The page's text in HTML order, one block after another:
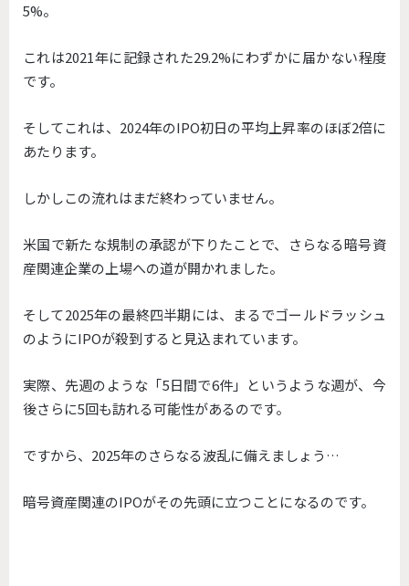
5%。
これは2021年に記録された29.2%にわずかに届かない程度
です。
そしてこれは、 2024年のIPO初日の平均上昇率のほぼ2倍に
あたります。
しかしこの流れはまだ終わっていません。
米国で新たな規制の承認が下りたことで、
さらなる暗号資
産関連企業の上場への道が開かれました。
そして2025年の最終四半期には、
まるでゴールドラッシュ
のようにIPOが殺到すると見込まれています。
実際、先週のような「5日間で6件」というような週が、 今
後さらに5回も訪れる可能性があるのです。
ですから、2025年のさらなる波乱に備えましょう…
暗号資産関連のIPOがその先頭に立つことになるのです。